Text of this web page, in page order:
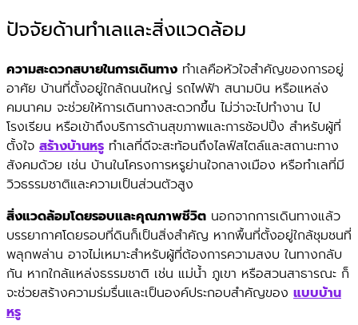
ปัจจัยด้านทำเลและสิ่งแวดล้อม
ความสะดวกสบายในการเดินทาง ทำเลคือหัวใจสำคัญของการอยู่
อาศัย บ้านที่ตั้งอยู่ใกล้ถนนใหญ่ รถไฟฟ้า สนามบิน หรือแหล่ง
คมนาคม จะช่วยให้การเดินทางสะดวกขึ้น ไม่ว่าจะไปทำงาน ไป
โรงเรียน หรือเข้าถึงบริการด้านสุขภาพและการช้อปปิ้ง สำหรับผู้ที่
ตั้งใจ สร้างบ้านหรู ทำเลที่ดีจะสะท้อนถึงไลฟ์สไตล์และสถานะทาง
สังคมด้วย เช่น บ้านในโครงการหรูย่านใจกลางเมือง หรือทำเลที่มี
วิวธรรมชาติและความเป็นส่วนตัวสูง
สิ่งแวดล้อมโดยรอบและคุณภาพชีวิต นอกจากการเดินทางแล้ว
บรรยากาศโดยรอบที่ดินก็เป็นสิ่งสำคัญ หากพื้นที่ตั้งอยู่ใกล้ชุมชนที่
พลุกพล่าน อาจไม่เหมาะสำหรับผู้ที่ต้องการความสงบ ในทางกลับ
กัน หากใกล้แหล่งธรรมชาติ เช่น แม่น้ำ ภูเขา หรือสวนสาธารณะ ก็
จะช่วยสร้างความร่มรื่นและเป็นองค์ประกอบสำคัญของ แบบบ้าน
หรู